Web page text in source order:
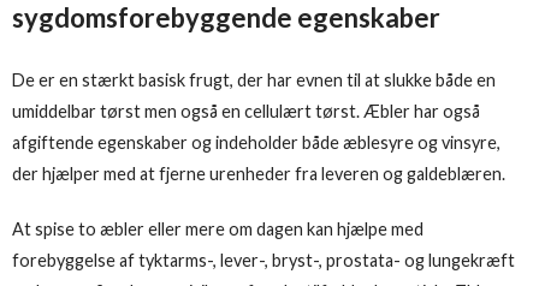
sygdomsforebyggende egenskaber
De er en stærkt basisk frugt, der har evnen til at slukke både en
umiddelbar tørst men også en cellulært tørst. Æbler har også
afgiftende egenskaber og indeholder både æblesyre og vinsyre,
der hjælper med at fjerne urenheder fra leveren og galdeblæren.
At spise to æbler eller mere om dagen kan hjælpe med
forebyggelse af tyktarms-, lever-, bryst-, prostata- og lungekræft